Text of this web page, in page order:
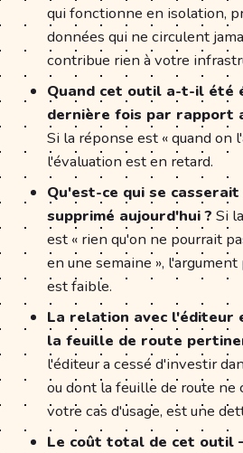
qui fonctionne en isolation,
données qui ne circulent
contribue rien à votre
Quand cet outil a-t-il été
dernière fois par rapport
Si la réponse est « quand on
l'évaluation est en retard.
Qu'est-ce qui se
supprimé aujourd'hui ? Si
est « rien qu'on ne pourrait
en une semaine »,
est faible.
La relation avec l'éditeur
la feuille de route
l'éditeur a cessé d'investir
ou dont la feuille de route ne
votre cas d'usage, est une
Le coût total de cet outil